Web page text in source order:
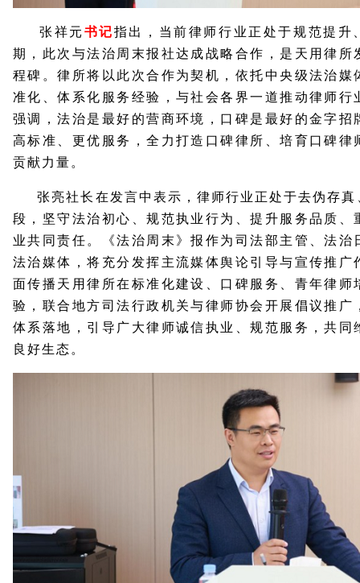
张祥元 书记指出，当前律师行业正处于规范提升
期，此次与法治周末报社达成战略合作，是天用律所
程碑。律所将以此次合作为契机，依托中央级法治媒
准化、体系化服务经验，与社会各界一道推动律师行
强调，法治是最好的营商环境，口碑是最好的金字招
高标准、更优服务，全力打造口碑律所、培育口碑律
贡献力量。
张亮社长在发言中表示，律师行业正处于去伪存真
段，坚守法治初心、规范执业行为、提升服务品质、
业共同责任。《法治周末》报作为司法部主管、法治
法治媒体，将充分发挥主流媒体舆论引导与宣传推广
面传播天用律所在标准化建设、口碑服务、青年律师
验，联合地方司法行政机关与律师协会开展倡议推广
体系落地，引导广大律师诚信执业、规范服务，共同
良好生态。